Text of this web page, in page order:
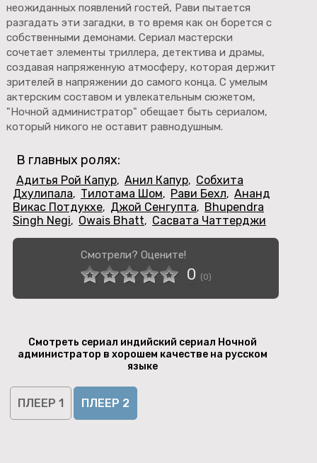
неожиданных появлений гостей, Рави пытается
разгадать эти загадки, в то время как он борется с
собственными демонами. Сериал мастерски
сочетает элементы триллера, детектива и драмы,
создавая напряженную атмосферу, которая держит
зрителей в напряжении до самого конца. С умелым
актерским составом и увлекательным сюжетом,
"Ночной администратор" обещает быть сериалом,
который никого не оставит равнодушным.
В главных ролях:
Адитья Рой Капур, Анил Капур, Собхита
Дхулипала, Тилотама Шом, Рави Бехл, Ананд
Викас Потдукхе, Джой Сенгупта, Bhupendra
Singh Negi, Owais Bhatt, Сасвата Чаттерджи
Смотрели? Оцените!
0 (0)
Смотреть сериал индийский сериал Ночной
администратор в хорошем качестве на русском
языке
ПЛЕЕР 1 ПЛЕЕР 2